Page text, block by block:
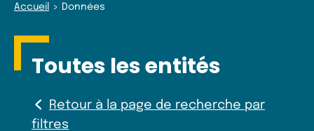
Accueil Données
Toutes les entités
Retour à la page de recherche par
filtres